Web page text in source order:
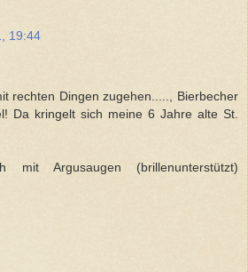
19:44
rechten Dingen zugehen....., Bierbecher
Da kringelt sich meine 6 Jahre alte St.
mit Argusaugen (brillenunterstützt)